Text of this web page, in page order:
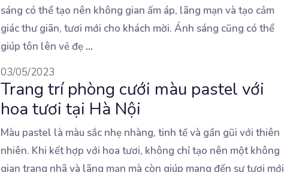
sáng có thể tạo nên không gian ấm áp, lãng mạn và tạo cảm
giác thư giãn, tươi mới cho khách mời. Ánh sáng cũng có thể
giúp tôn lên vẻ đẹ ...
03/05/2023
Trang trí phòng cưới màu pastel với
hoa tươi tại Hà Nội
Màu pastel là màu sắc nhẹ nhàng, tinh tế và gần gũi với thiên
nhiên. Khi kết hợp với hoatươi, không chỉ tạo nên một không
gian trang nhã và lãng mạn mà còn giúp mang đến sự tươi mới